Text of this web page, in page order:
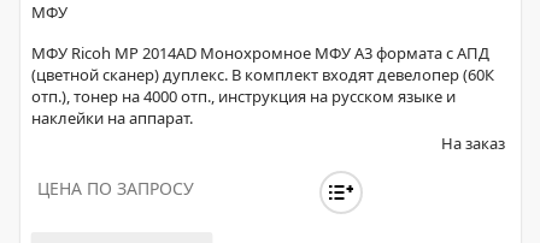
МФУ
МФУ Ricoh MP 2014AD Монохромное МФУ А3 формата с АПД
(цветной сканер) дуплекс. В комплект входят девелопер (60К
отп.), тонер на 4000 отп., инструкция на русском языке и
наклейки на аппарат.
На заказ
ЦЕНА ПО ЗАПРОСУ